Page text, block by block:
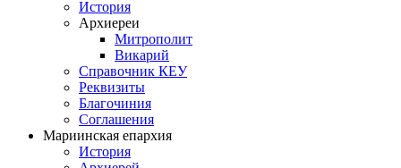
История
Архиереи
Митрополит
Викарий
Справочник КЕУ
Реквизиты
Благочиния
Соглашения
Мариинская епархия
История